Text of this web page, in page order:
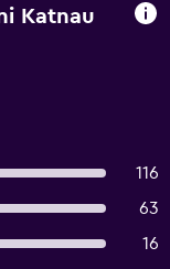
Katnau
116
63
16